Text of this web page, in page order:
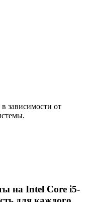
зависимости от
на Intel Core i5-